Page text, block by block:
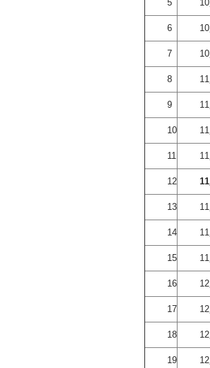
5
6
7
8
9
10
11
12
13
14
15
16
17
18
19